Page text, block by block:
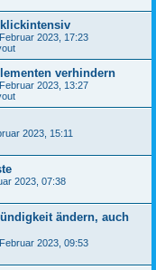
2023, 17:23
verhindern
2023, 13:27
2023, 15:11
2023, 07:38
ändern, auch
2023, 09:53